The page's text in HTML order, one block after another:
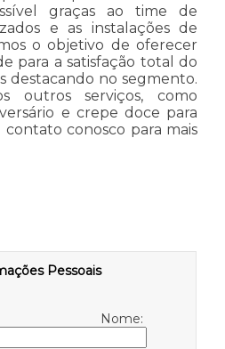
graças ao time de
e as instalações de
o objetivo de oferecer
para a satisfação total do
destacando no segmento.
outros serviços, como
e crepe doce para
conosco para mais
Pessoais
Nome: